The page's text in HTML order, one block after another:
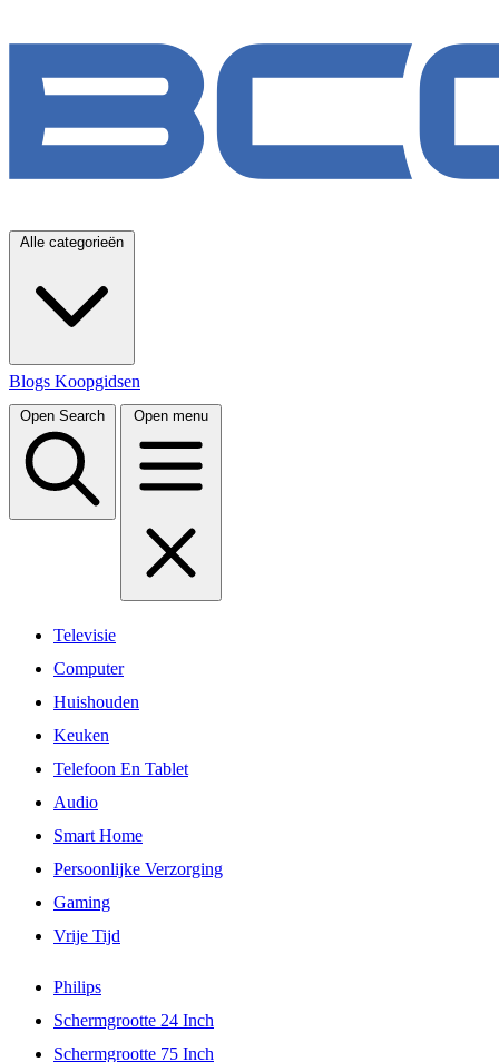
Alle categorieën
Blogs Koopgidsen
Open Search Open menu
Televisie
Computer
Huishouden
Keuken
Telefoon En Tablet
Audio
Smart Home
Persoonlijke Verzorging
Gaming
Vrije Tijd
Philips
Schermgrootte 24 Inch
Schermgrootte 75 Inch